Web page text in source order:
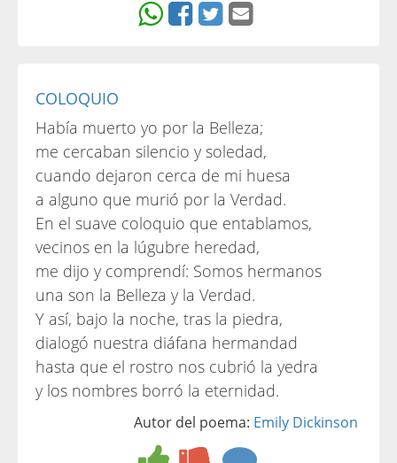
COLOQUIO
Había muerto yo por la Belleza;
me cercaban silencio y soledad,
cuando dejaron cerca de mi huesa
a alguno que murió por la Verdad.
En el suave coloquio que entablamos,
vecinos en la lúgubre heredad,
me dijo y comprendí: Somos hermanos
una son la Belleza y la Verdad.
Y así, bajo la noche, tras la piedra,
dialogó nuestra diáfana hermandad
hasta que el rostro nos cubrió la yedra
y los nombres borró la eternidad.
Autor del poema: Emily Dickinson